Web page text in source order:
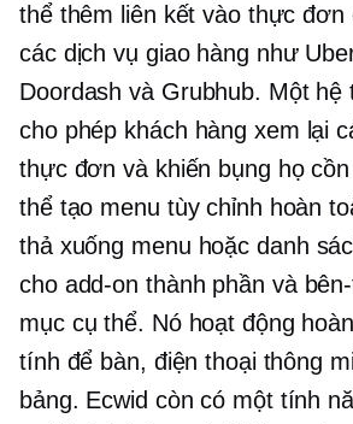
thể thêm liên kết vào thực đơn
các dịch vụ giao hàng như
Doordash và Grubhub. Một hệ
cho phép khách hàng xem lại
thực đơn và khiến bụng họ
thể tạo menu tùy chỉnh hoàn
thả xuống menu hoặc danh
cho add-on thành phần và
mục cụ thể. Nó hoạt động
tính để bàn, điện thoại thông
bảng. Ecwid còn có một tính